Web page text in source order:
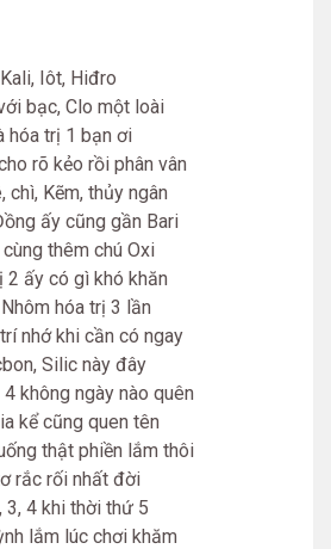
Kali, Iôt, Hiđro
bạc, Clo một loài
hóa trị 1 bạn ơi
rõ kẻo rồi phân vân
chì, Kẽm, thủy ngân
ấy cũng gần Bari
thêm chú Oxi
2 ấy có gì khó khăn
hóa trị 3 lần
nhớ khi cần có ngay
Silic này đây
không ngày nào quên
kể cũng quen tên
thật phiền lắm thôi
rắc rối nhất đời
3, 4 khi thời thứ 5
lắm lúc chơi khăm